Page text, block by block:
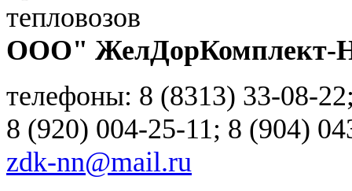
ООО" ЖелДорКомплект-
телефоны: 8 (8313) 33-08-
8 (920) 004-25-11; 8 (904)
zdk-nn@mail.ru